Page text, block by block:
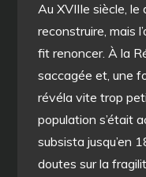
Au XVIIIe siècle,
reconstruire, mais
fit renoncer. À la
saccagée et, une
révéla vite trop
population s’était
subsista jusqu’en
doutes sur la